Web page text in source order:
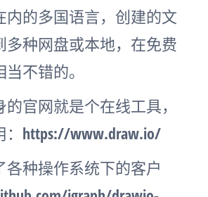
内的多国语言，创建的文
多种网盘或本地，在免费
不错的。
官网就是个在线工具，
：https://www.draw.io/
各种操作系统下的客户